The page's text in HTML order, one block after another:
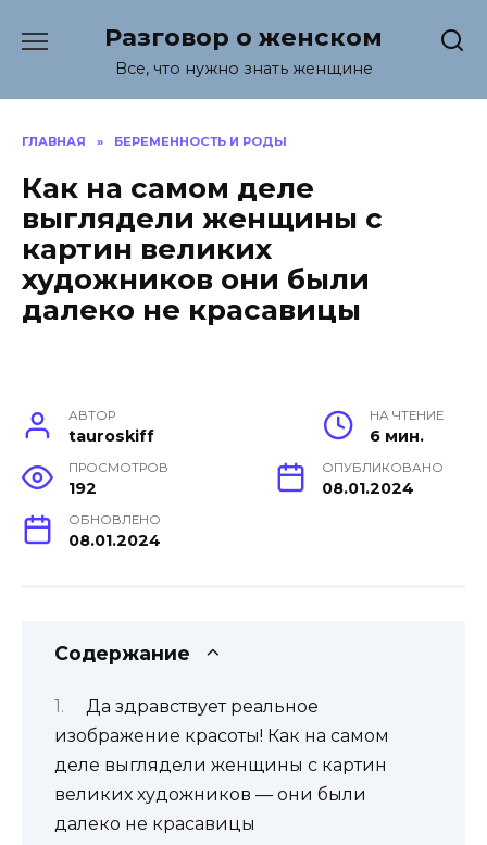
содержанию
Разговор о женском
Все, что нужно знать женщине
ГЛАВНАЯ » БЕРЕМЕННОСТЬ И РОДЫ
Как на самом деле
выглядели женщины с
картин великих
художников они были
далеко не красавицы
АВТОР
tauroskiff
НА ЧТЕНИЕ
6 мин.
ПРОСМОТРОВ
192
ОПУБЛИКОВАНО
08.01.2024
ОБНОВЛЕНО
08.01.2024
Содержание
Да здравствует реальное
изображение красоты! Как на самом
деле выглядели женщины с картин
великих художников — они были
далеко не красавицы